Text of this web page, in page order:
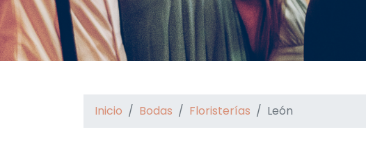
Inicio Bodas Floristerías León